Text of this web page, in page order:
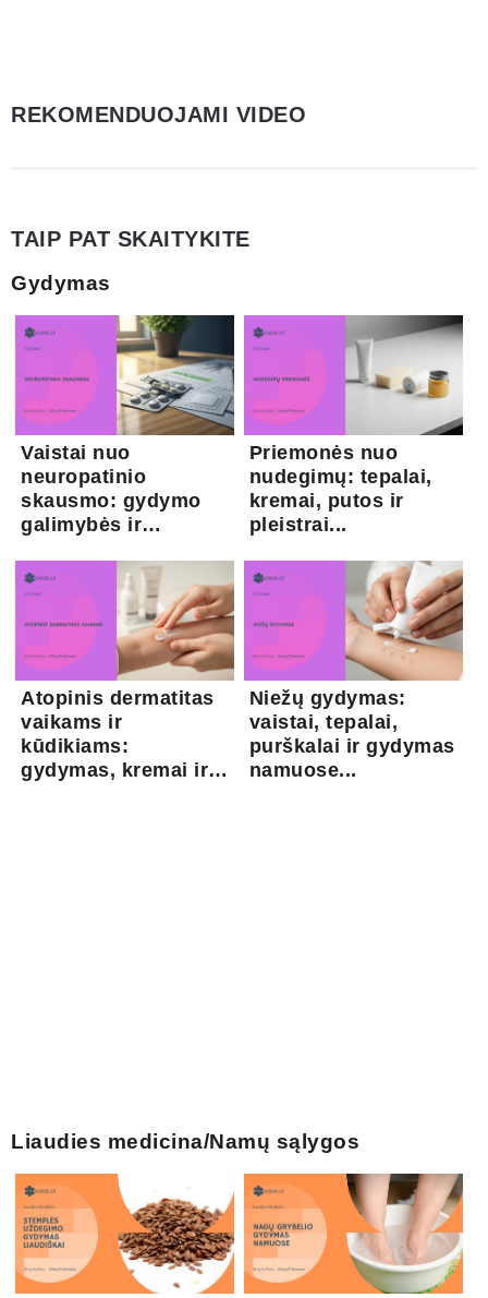
REKOMENDUOJAMI VIDEO
TAIP PAT SKAITYKITE
Gydymas
Vaistai nuo
neuropatinio
skausmo: gydymo
galimybės ir
Priemonės nuo
nudegimų: tepalai,
kremai, putos ir
pleistrai...
Atopinis dermatitas
vaikams ir
kūdikiams:
gydymas, kremai ir
Niežų gydymas:
vaistai, tepalai,
purškalai ir gydymas
namuose...
Liaudies medicina/Namų sąlygos